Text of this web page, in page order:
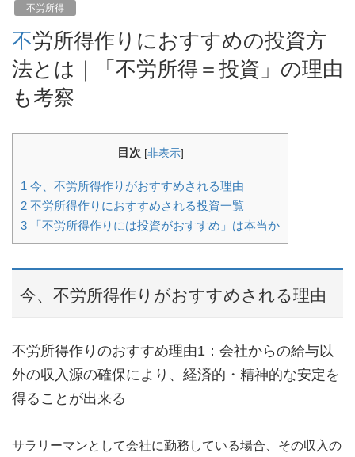
不労所得
不労所得作りにおすすめの投資方
法とは｜「不労所得＝投資」の理由
も考察
目次 [非表示]
1 今、不労所得作りがおすすめされる理由
2 不労所得作りにおすすめされる投資一覧
3 「不労所得作りには投資がおすすめ」は本当か
今、不労所得作りがおすすめされる理由
不労所得作りのおすすめ理由1：会社からの給与以
外の収入源の確保により、経済的・精神的な安定を
得ることが出来る
サラリーマンとして会社に勤務している場合、その収入の